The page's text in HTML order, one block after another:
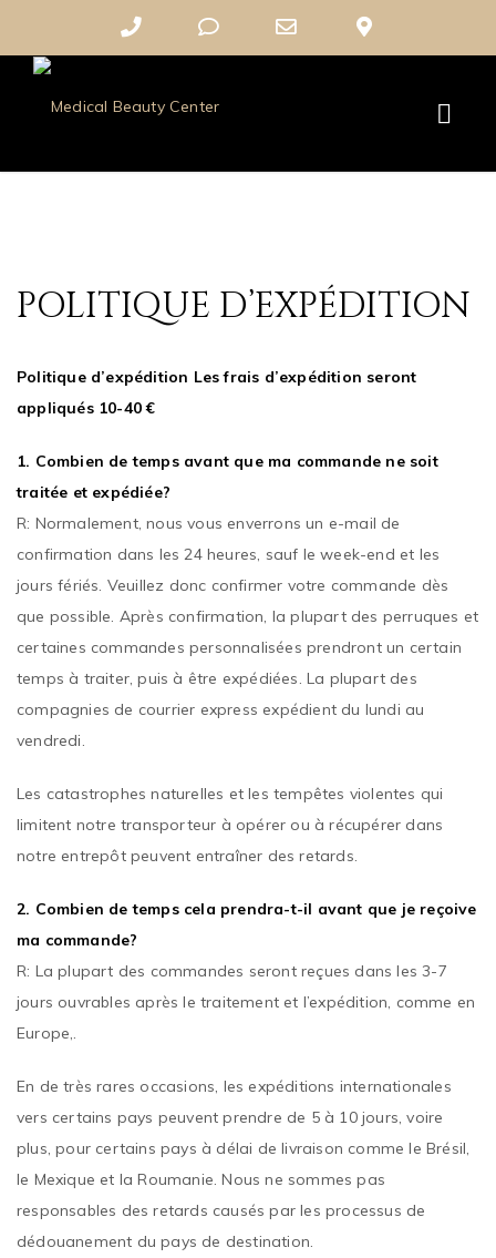
POLITIQUE D’EXPÉDITION
Politique d’expédition Les frais d’expédition seront
appliqués 10-40 €
1. Combien de temps avant que ma commande ne soit
traitée et expédiée?
R: Normalement, nous vous enverrons un e-mail de
confirmation dans les 24 heures, sauf le week-end et les
jours fériés. Veuillez donc confirmer votre commande dès
que possible. Après confirmation, la plupart des perruques et
certaines commandes personnalisées prendront un certain
temps à traiter, puis à être expédiées. La plupart des
compagnies de courrier express expédient du lundi au
vendredi.
Les catastrophes naturelles et les tempêtes violentes qui
limitent notre transporteur à opérer ou à récupérer dans
notre entrepôt peuvent entraîner des retards.
2. Combien de temps cela prendra-t-il avant que je reçoive
ma commande?
R: La plupart des commandes seront reçues dans les 3-7
jours ouvrables après le traitement et l’expédition, comme en
Europe,.
En de très rares occasions, les expéditions internationales
vers certains pays peuvent prendre de 5 à 10 jours, voire
plus, pour certains pays à délai de livraison comme le Brésil,
le Mexique et la Roumanie. Nous ne sommes pas
responsables des retards causés par les processus de
dédouanement du pays de destination.
Phone
for
Phone